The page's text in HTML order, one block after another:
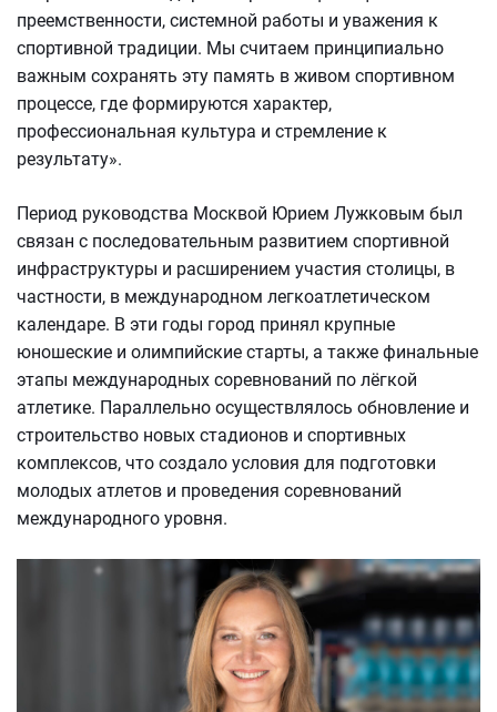
преемственности, системной работы и уважения к
спортивной традиции. Мы считаем принципиально
важным сохранять эту память в живом спортивном
процессе, где формируются характер,
профессиональная культура и стремление к
результату».
Период руководства Москвой Юрием Лужковым был
связан с последовательным развитием спортивной
инфраструктуры и расширением участия столицы, в
частности, в международном легкоатлетическом
календаре. В эти годы город принял крупные
юношеские и олимпийские старты, а также финальные
этапы международных соревнований по лёгкой
атлетике. Параллельно осуществлялось обновление и
строительство новых стадионов и спортивных
комплексов, что создало условия для подготовки
молодых атлетов и проведения соревнований
международного уровня.